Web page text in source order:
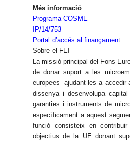
Més informació
Programa COSME
IP/14/753
Portal d’accés al finançament
Sobre el FEI
La missió principal del Fons
de donar suport a les
europees ajudant-les a accedir
dissenya i desenvolupa
garanties i instruments de
específicament a aquest
funció consisteix en
objectius de la UE donant